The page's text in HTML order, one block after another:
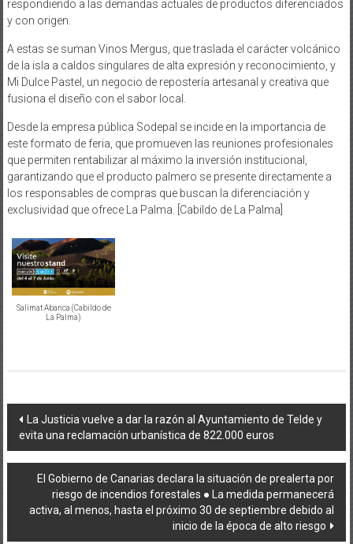
respondiendo a las demandas actuales de productos diferenciados
y con origen.
A estas se suman Vinos Mergus, que traslada el carácter volcánico
de la isla a caldos singulares de alta expresión y reconocimiento, y
Mi Dulce Pastel, un negocio de repostería artesanal y creativa que
fusiona el diseño con el sabor local.
Desde la empresa pública Sodepal se incide en la importancia de
este formato de feria, que promueven las reuniones profesionales
que permiten rentabilizar al máximo la inversión institucional,
garantizando que el producto palmero se presente directamente a
los responsables de compras que buscan la diferenciación y
exclusividad que ofrece La Palma. [Cabildo de La Palma]
Salimat Abanca (Cabildo de
La Palma)
Navegación
de
entradas
La Justicia vuelve a dar la razón al Ayuntamiento de Telde y
evita una reclamación urbanística de 822.000 euros
El Gobierno de Canarias declara la situación de prealerta por
riesgo de incendios forestales ●​ La medida permanecerá
activa, al menos, hasta el próximo 30 de septiembre debido al
inicio de la época de alto riesgo